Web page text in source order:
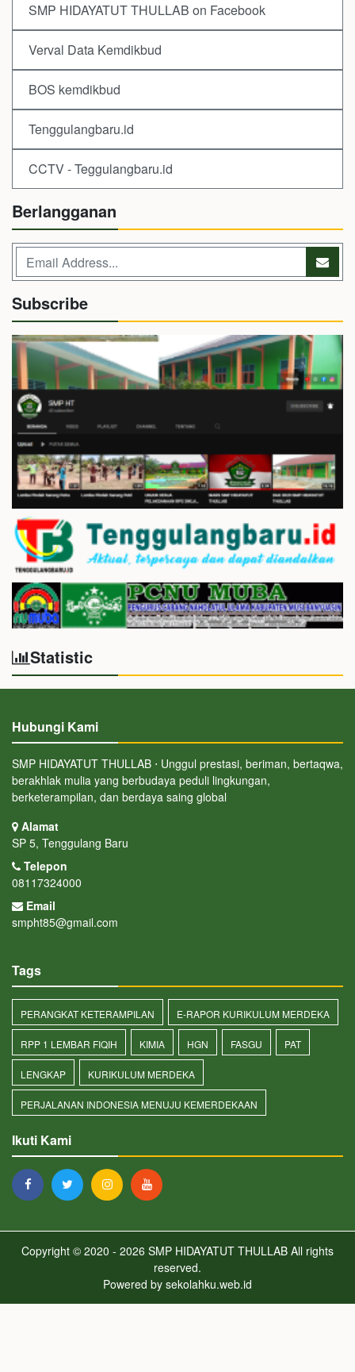
SMP HIDAYATUT THULLAB on Facebook
Verval Data Kemdikbud
BOS kemdikbud
Tenggulangbaru.id
CCTV - Teggulangbaru.id
Berlangganan
Subscribe
Statistic
Hubungi Kami
SMP HIDAYATUT THULLAB ⋅ Unggul prestasi, beriman, bertaqwa,
berakhlak mulia yang berbudaya peduli lingkungan,
berketerampilan, dan berdaya saing global
Alamat
SP 5, Tenggulang Baru
Telepon
08117324000
Email
smpht85@gmail.com
Tags
PERANGKAT KETERAMPILAN E-RAPOR KURIKULUM MERDEKA
RPP 1 LEMBAR FIQIH KIMIA HGN FASGU PAT
LENGKAP KURIKULUM MERDEKA
PERJALANAN INDONESIA MENUJU KEMERDEKAAN
Ikuti Kami
Copyright © 2020 - 2026 SMP HIDAYATUT THULLAB All rights
reserved.
Powered by sekolahku.web.id